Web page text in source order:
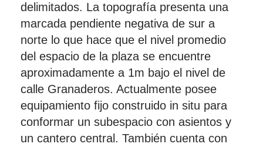
delimitados. La topografía presenta una
marcada pendiente negativa de sur a
norte lo que hace que el nivel promedio
del espacio de la plaza se encuentre
aproximadamente a 1m bajo el nivel de
calle Granaderos. Actualmente posee
equipamiento fijo construido in situ para
conformar un subespacio con asientos y
un cantero central. También cuenta con